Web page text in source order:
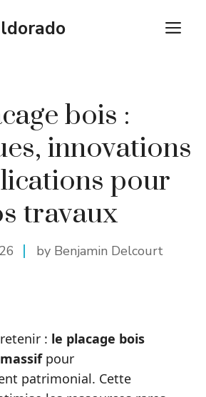
bois :
innovations
pour
travaux
by Benjamin Delcourt
retenir : le placage bois
pour
patrimonial. Cette